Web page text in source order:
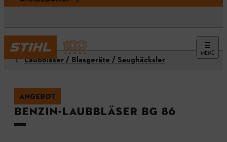
MENÜ
Laubbläser / Blasgeräte / Saughäcksler
ANGEBOT
Benzin-Laubbläser BG 86